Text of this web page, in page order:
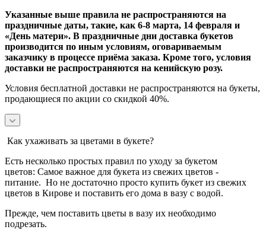
Указанные выше правила не распространяются на
праздничные даты, такие, как 6-8 марта, 14 февраля и
«День матери». В праздничные дни доставка букетов
производится по иным условиям, оговариваемым
заказчику в процессе приёма заказа. Кроме того, условия
доставки не распространяются на кенийскую розу.
Условия бесплатной доставки не распространяются на букеты,
продающиеся по акции со скидкой 40%.
Как ухаживать за цветами в букете?
Есть несколько простых правил по уходу за букетом
цветов: Самое важное для букета из свежих цветов -
питание. Но не достаточно просто купить букет из свежих
цветов в Кирове и поставить его дома в вазу с водой.
Прежде, чем поставить цветы в вазу их необходимо
подрезать.